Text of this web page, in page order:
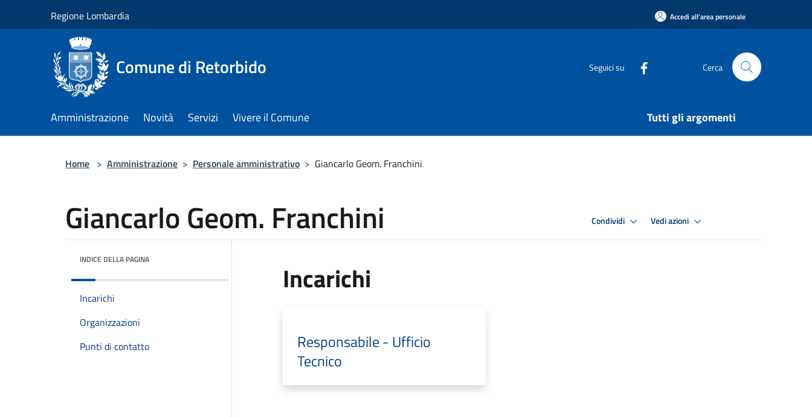
Regione Lombardia Accedi all'area personale
Comune di Retorbido Seguici su Cerca
Amministrazione Novità Servizi Vivere il Comune Tutti gli argomenti
Home > Amministrazione > Personale amministrativo > Giancarlo Geom. Franchini
Giancarlo Geom. Franchini Condividi Vedi azioni
INDICE DELLA PAGINA
Incarichi
Organizzazioni
Punti di contatto
Incarichi
Responsabile - Ufficio
Tecnico